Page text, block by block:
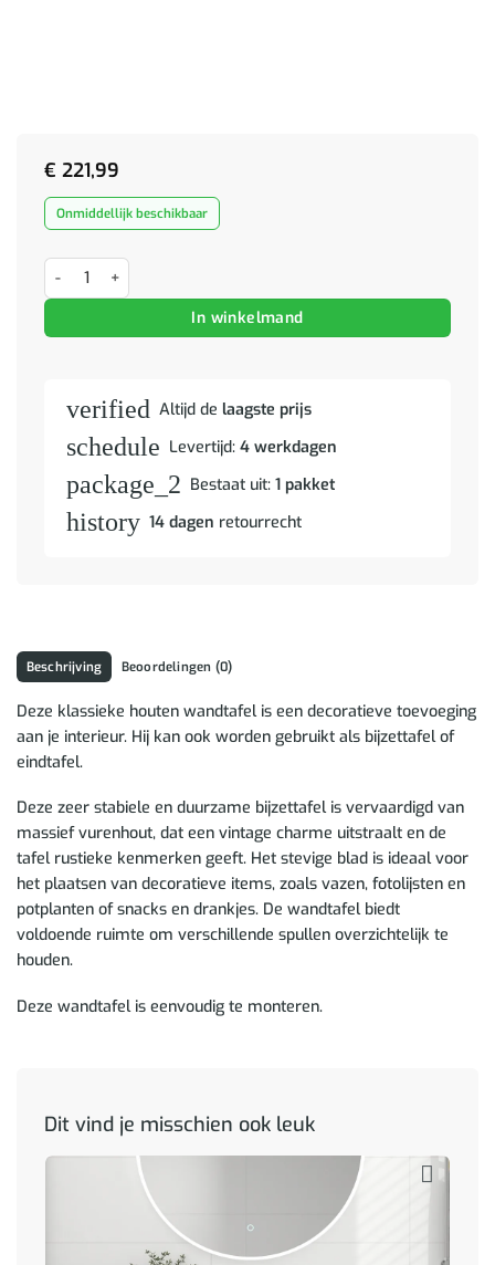
€ 221,99
Onmiddellijk beschikbaar
Wandtafel 126x40x77,5 cm massief vurenhout bruin aantal
In winkelmand
verified Altijd de laagste prijs
schedule Levertijd: 4 werkdagen
package_2 Bestaat uit: 1 pakket
history 14 dagen retourrecht
Beschrijving Beoordelingen (0)
Deze klassieke houten wandtafel is een decoratieve toevoeging
aan je interieur. Hij kan ook worden gebruikt als bijzettafel of
eindtafel.
Deze zeer stabiele en duurzame bijzettafel is vervaardigd van
massief vurenhout, dat een vintage charme uitstraalt en de
tafel rustieke kenmerken geeft. Het stevige blad is ideaal voor
het plaatsen van decoratieve items, zoals vazen, fotolijsten en
potplanten of snacks en drankjes. De wandtafel biedt
voldoende ruimte om verschillende spullen overzichtelijk te
houden.
Deze wandtafel is eenvoudig te monteren.
Dit vind je misschien ook leuk